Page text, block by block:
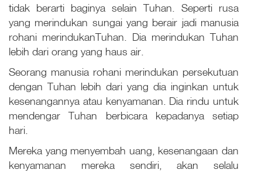
tidak berarti baginya selain Tuhan. Seperti rusa
yang merindukan sungai yang berair jadi manusia
rohani merindukanTuhan. Dia merindukan Tuhan
lebih dari orang yang haus air.
Seorang manusia rohani merindukan persekutuan
dengan Tuhan lebih dari yang dia inginkan untuk
kesenangannya atau kenyamanan. Dia rindu untuk
mendengar Tuhan berbicara kepadanya setiap
hari.
Mereka yang menyembah uang, kesenangaan dan
kenyamanan mereka sendiri, akan selalu